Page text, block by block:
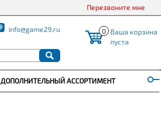
Перезвоните мне
info@game29.ru 0 Ваша корзина
пуста
ДОПОЛНИТЕЛЬНЫЙ АССОРТИМЕНТ